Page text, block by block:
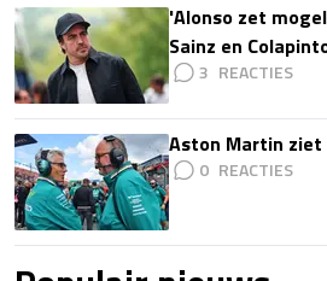
'Alonso zet
Sainz en
3
Aston Martin
0